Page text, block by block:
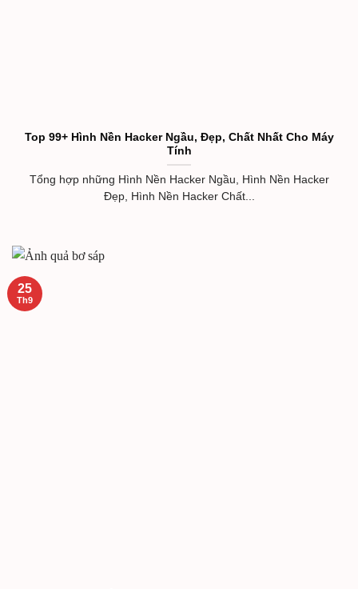
Top 99+ Hình Nền Hacker Ngầu, Đẹp, Chất Nhất Cho Máy
Tính
Tổng hợp những Hình Nền Hacker Ngầu, Hình Nền Hacker
Đẹp, Hình Nền Hacker Chất...
25
Th9